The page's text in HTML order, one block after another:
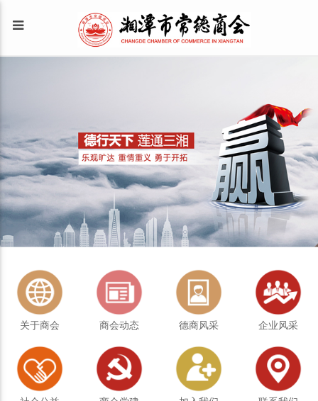
关于商会 商会动态 德商风采 企业风采